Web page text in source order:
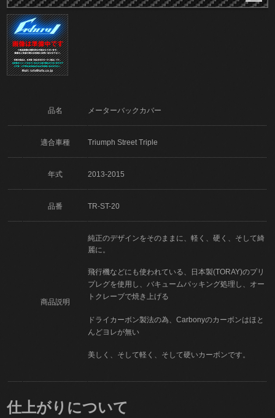
品名 メーターバックカバー
適合車種 Triumph Street Triple
年式 2013-2015
品番 TR-ST-20
商品説明
純正のデザインをそのままに、軽く、硬く、そして綺
麗に。
飛行機などにも使われている、日本製(TORAY)のプリ
プレグを使用し、バキュームパッキング処理し、オー
トクレーブで焼き上げる
ドライカーボン製法の為、Carbonyのカーボンはほと
んどヨレが無い
美しく、そして軽く、そして硬いカーボンです。
仕上がりについて